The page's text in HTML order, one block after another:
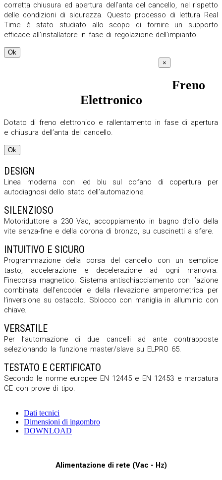
corretta chiusura ed apertura dell’anta del cancello, nel rispetto
delle condizioni di sicurezza. Questo processo di lettura Real
Time è stato studiato allo scopo di fornire un supporto
efficace all’installatore in fase di regolazione dell’impianto.
Ok
×
Freno
Elettronico
Dotato di freno elettronico e rallentamento in fase di apertura
e chiusura dell’anta del cancello.
Ok
DESIGN
Linea moderna con led blu sul cofano di copertura per
autodiagnosi dello stato dell’automazione.
SILENZIOSO
Motoriduttore a 230 Vac, accoppiamento in bagno d’olio della
vite senza-fine e della corona di bronzo, su cuscinetti a sfere.
INTUITIVO E SICURO
Programmazione della corsa del cancello con un semplice
tasto, accelerazione e decelerazione ad ogni manovra.
Finecorsa magnetico. Sistema antischiacciamento con l’azione
combinata dell’encoder e della rilevazione amperometrica per
l’inversione su ostacolo. Sblocco con maniglia in alluminio con
chiave.
VERSATILE
Per l’automazione di due cancelli ad ante contrapposte
selezionando la funzione master/slave su ELPRO 65.
TESTATO E CERTIFICATO
Secondo le norme europee EN 12445 e EN 12453 e marcatura
CE con prove di tipo.
Dati tecnici
Dimensioni di ingombro
DOWNLOAD
Alimentazione di rete (Vac - Hz)